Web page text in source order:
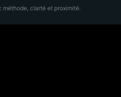
clarté et proximité.